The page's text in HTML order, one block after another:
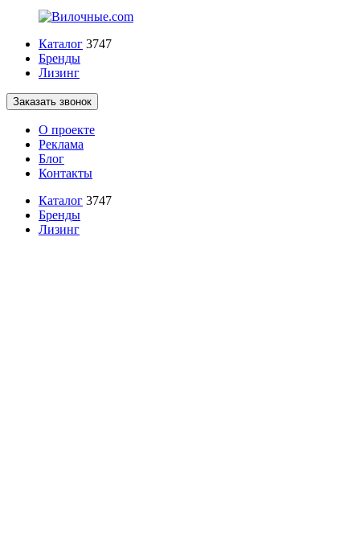
Каталог 3747
Бренды
Лизинг
Заказать звонок
О проекте
Реклама
Блог
Контакты
Каталог 3747
Бренды
Лизинг